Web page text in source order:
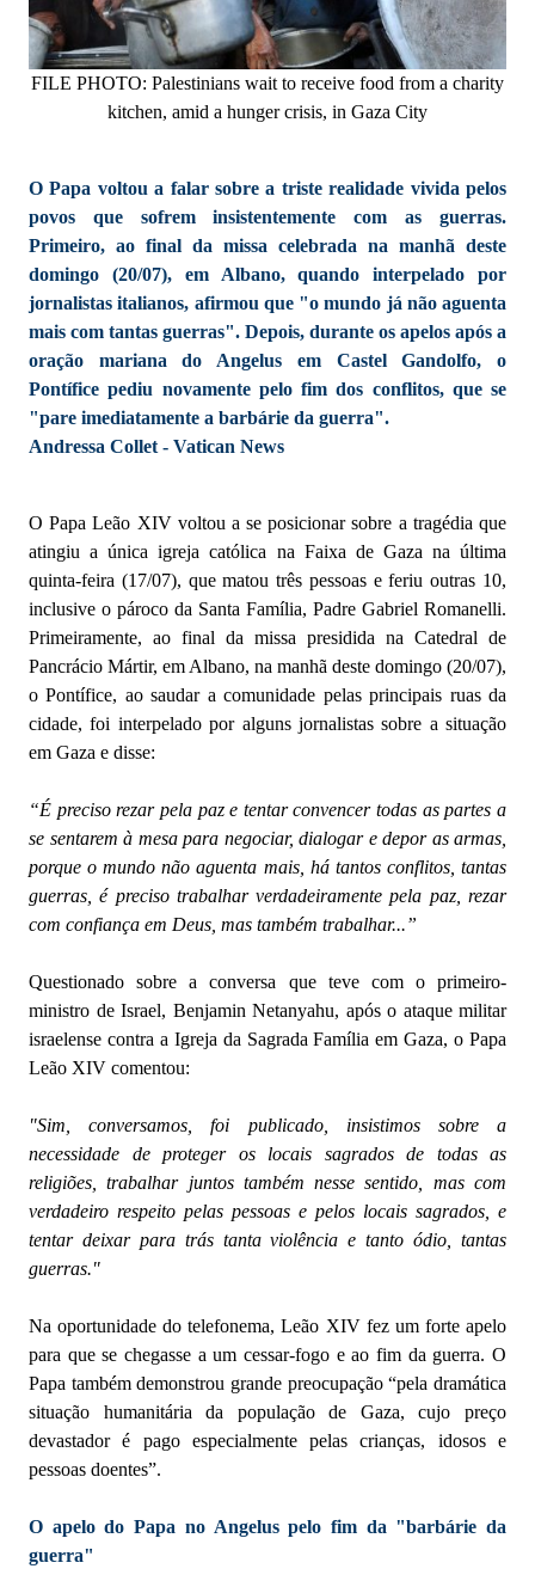
FILE PHOTO: Palestinians wait to receive food from a charity
kitchen, amid a hunger crisis, in Gaza City
O Papa voltou a falar sobre a triste realidade vivida pelos
povos que sofrem insistentemente com as guerras.
Primeiro, ao final da missa celebrada na manhã deste
domingo (20/07), em Albano, quando interpelado por
jornalistas italianos, afirmou que "o mundo já não aguenta
mais com tantas guerras". Depois, durante os apelos após a
oração mariana do Angelus em Castel Gandolfo, o
Pontífice pediu novamente pelo fim dos conflitos, que se
"pare imediatamente a barbárie da guerra".
Andressa Collet - Vatican News
O Papa Leão XIV voltou a se posicionar sobre a tragédia que
atingiu a única igreja católica na Faixa de Gaza na última
quinta-feira (17/07), que matou três pessoas e feriu outras 10,
inclusive o pároco da Santa Família, Padre Gabriel Romanelli.
Primeiramente, ao final da missa presidida na Catedral de
Pancrácio Mártir, em Albano, na manhã deste domingo (20/07),
o Pontífice, ao saudar a comunidade pelas principais ruas da
cidade, foi interpelado por alguns jornalistas sobre a situação
em Gaza e disse:
“É preciso rezar pela paz e tentar convencer todas as partes a
se sentarem à mesa para negociar, dialogar e depor as armas,
porque o mundo não aguenta mais, há tantos conflitos, tantas
guerras, é preciso trabalhar verdadeiramente pela paz, rezar
com confiança em Deus, mas também trabalhar...”
Questionado sobre a conversa que teve com o primeiro-
ministro de Israel, Benjamin Netanyahu, após o ataque militar
israelense contra a Igreja da Sagrada Família em Gaza, o Papa
Leão XIV comentou:
"Sim, conversamos, foi publicado, insistimos sobre a
necessidade de proteger os locais sagrados de todas as
religiões, trabalhar juntos também nesse sentido, mas com
verdadeiro respeito pelas pessoas e pelos locais sagrados, e
tentar deixar para trás tanta violência e tanto ódio, tantas
guerras."
Na oportunidade do telefonema, Leão XIV fez um forte apelo
para que se chegasse a um cessar-fogo e ao fim da guerra. O
Papa também demonstrou grande preocupação “pela dramática
situação humanitária da população de Gaza, cujo preço
devastador é pago especialmente pelas crianças, idosos e
pessoas doentes”.
O apelo do Papa no Angelus pelo fim da "barbárie da
guerra"